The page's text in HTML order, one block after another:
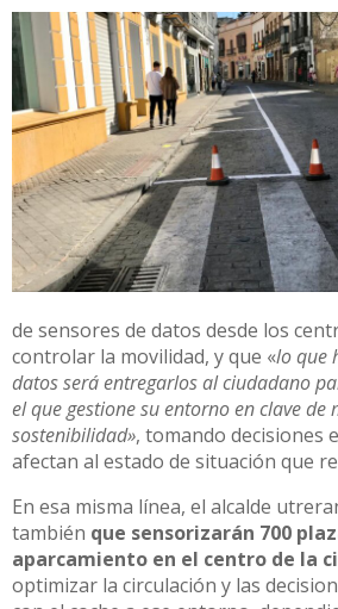
de sensores de datos desde los
controlar la movilidad, y que «lo que
datos será entregarlos al ciudadano
el que gestione su entorno en clave de
sostenibilidad», tomando decisiones
afectan al estado de situación que
En esa misma línea, el alcalde
también que sensorizarán 700
aparcamiento en el centro de la
optimizar la circulación y las